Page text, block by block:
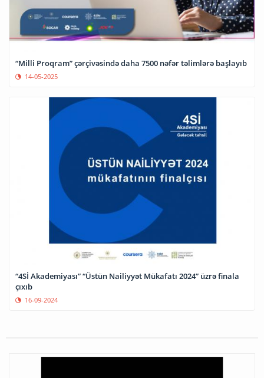
“Milli Proqram” çərçivəsində daha 7500 nəfər təlimlərə başlayıb
14-05-2025
“4Sİ Akademiyası” “Üstün Nailiyyət Mükafatı 2024” üzrə finala
çıxıb
16-09-2024